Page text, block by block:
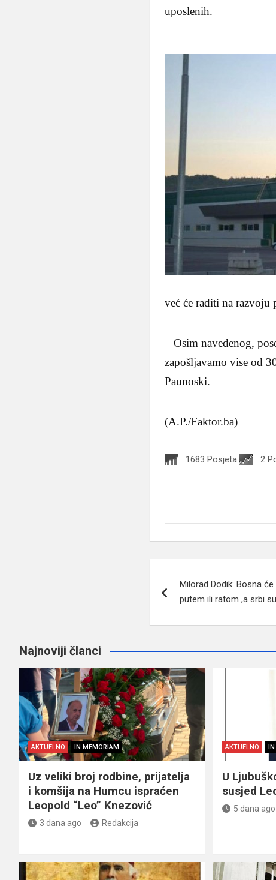
uposlenih.
već će raditi na razvoju
– Osim navedenog,
zapošljavamo vise od
Paunoski.
(A.P./Faktor.ba)
1683 Posjeta 2
članaka
Milorad Dodik: Bosna
putem ili ratom ,a srbi
Najnoviji članci
AKTUELNO IN MEMORIAM
Uz veliki broj rodbine, prijatelja
i komšija na Humcu ispraćen
Leopold “Leo” Knezović
3 dana ago Redakcija
AKTUELNO
U
susjed
5 dana ago